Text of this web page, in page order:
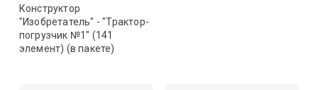
Конструктор
"Изобретатель" - "Трактор-
погрузчик №1" (141
элемент) (в пакете)